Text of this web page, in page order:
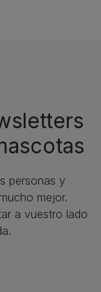
personas y
mejor.
a vuestro lado